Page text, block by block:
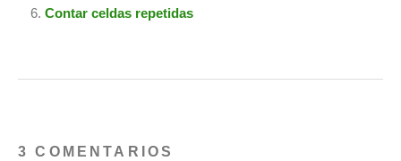
Contar celdas repetidas
3 COMENTARIOS